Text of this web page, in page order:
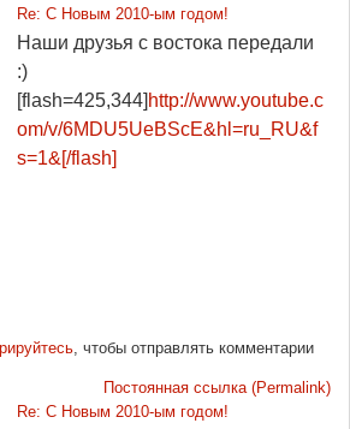
Re: С Новым 2010-ым годом!
Наши друзья с востока передали
:)
[flash=425,344] http://www.youtube.c
om/v/6MDU5UeBScE&hl=ru_RU&f
s=1&[/flash]
, чтобы отправлять комментарии
Постоянная ссылка (Permalink)
Re: С Новым 2010-ым годом!